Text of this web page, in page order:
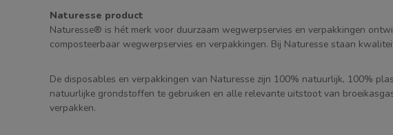
Naturesse product
Naturesse® is hét merk voor duurzaam wegwerpservies en verpakkingen
composteerbaar wegwerpservies en verpakkingen. Bij Naturesse staan
De disposables en verpakkingen van Naturesse zijn 100% natuurlijk, 100%
natuurlijke grondstoffen te gebruiken en alle relevante uitstoot van
verpakken.